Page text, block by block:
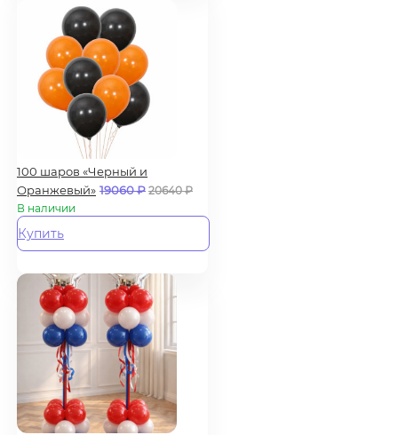
100 шаров «Черный и
Оранжевый» 19060₽ 20640₽
В наличии
Купить